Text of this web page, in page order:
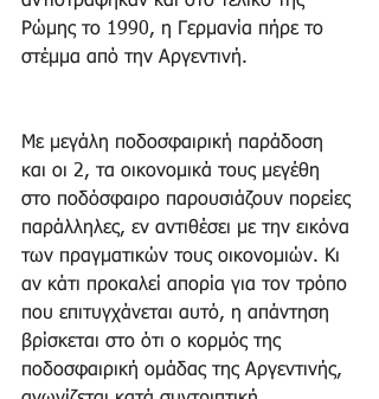
Ρώμης το 1990, η Γερμανία πήρε το
στέμμα από την Αργεντινή.
Με μεγάλη ποδοσφαιρική παράδοση
και οι 2, τα οικονομικά τους μεγέθη
στο ποδόσφαιρο παρουσιάζουν πορείες
παράλληλες, εν αντιθέσει με την εικόνα
των πραγματικών τους οικονομιών. Κι
αν κάτι προκαλεί απορία για τον τρόπο
που επιτυγχάνεται αυτό, η απάντηση
βρίσκεται στο ότι ο κορμός της
ποδοσφαιρική ομάδας της Αργεντινής,